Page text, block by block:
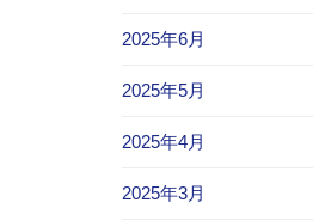
2025年6月
2025年5月
2025年4月
2025年3月